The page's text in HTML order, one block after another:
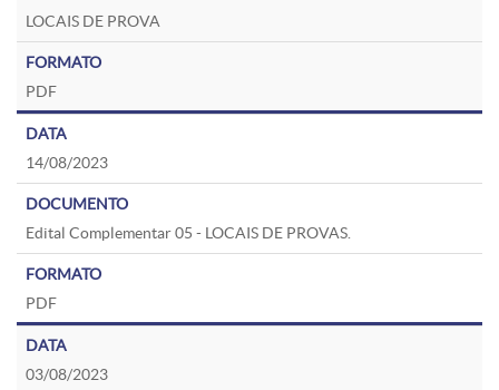
LOCAIS DE PROVA
PDF
14/08/2023
Edital Complementar 05 - LOCAIS DE PROVAS.
PDF
03/08/2023